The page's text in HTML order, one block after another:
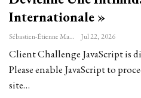
Internationale »
Sébastien-Étienne Marechal Jul 22, 2026
Client Challenge JavaScript is
Please enable JavaScript to
site…